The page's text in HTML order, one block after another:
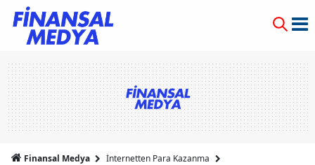
Finansal Medya
İnternetten Para Kazanma